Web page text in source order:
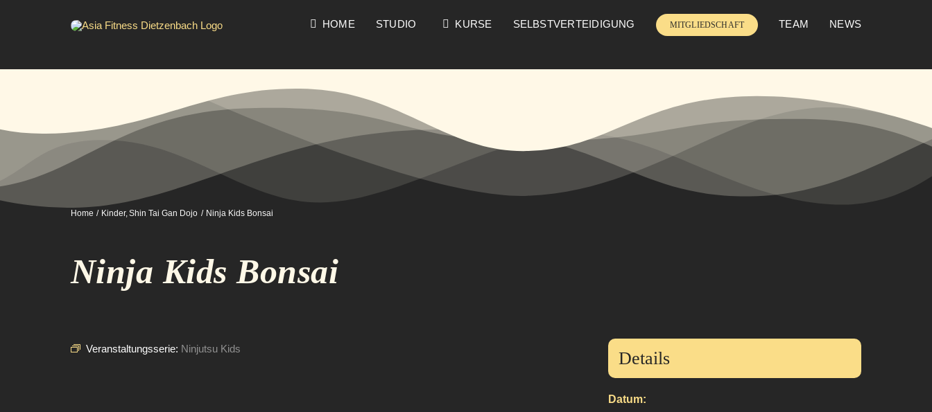
HOME STUDIO KURSE SELBSTVERTEIDIGUNG MITGLIEDSCHAFT TEAM NEWS
Home Kinder Shin Tai Gan Dojo Ninja Kids Bonsai
Ninja Kids Bonsai
Veranstaltungsserie: Ninjutsu Kids Details
Datum: